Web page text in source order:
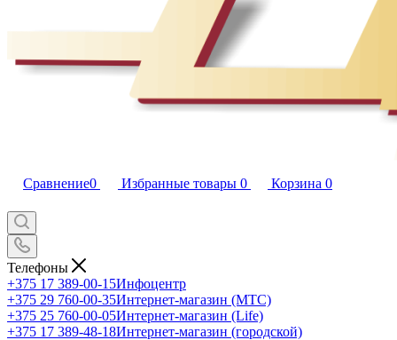
Сравнение0 Избранные товары 0 Корзина 0
Телефоны
+375 17 389-00-15Инфоцентр
+375 29 760-00-35Интернет-магазин (МТС)
+375 25 760-00-05Интернет-магазин (Life)
+375 17 389-48-18Интернет-магазин (городской)